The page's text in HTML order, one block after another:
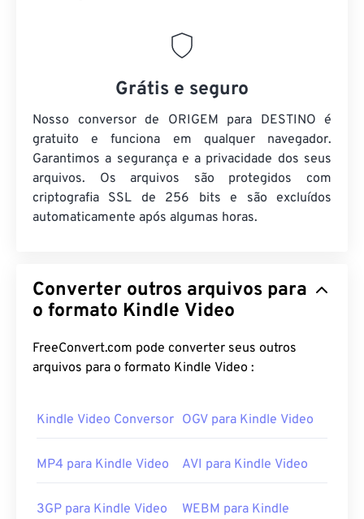
Grátis e seguro
Nosso conversor de ORIGEM para DESTINO é
gratuito e funciona em qualquer navegador.
Garantimos a segurança e a privacidade dos seus
arquivos. Os arquivos são protegidos com
criptografia SSL de 256 bits e são excluídos
automaticamente após algumas horas.
Converter outros arquivos para
o formato Kindle Video
FreeConvert.com pode converter seus outros
arquivos para o formato Kindle Video :
Kindle Video Conversor OGV para Kindle Video
MP4 para Kindle Video AVI para Kindle Video
3GP para Kindle Video
WEBM para Kindle